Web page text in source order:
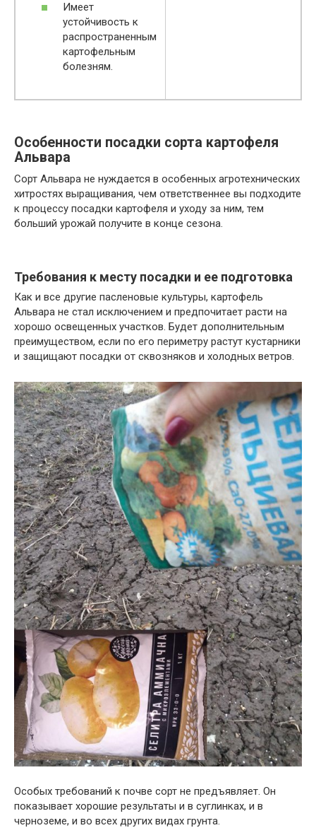
Имеет
устойчивость к
распространенным
картофельным
болезням.
Особенности посадки сорта картофеля
Альвара
Сорт Альвара не нуждается в особенных агротехнических
хитростях выращивания, чем ответственнее вы подходите
к процессу посадки картофеля и уходу за ним, тем
больший урожай получите в конце сезона.
Требования к месту посадки и ее подготовка
Как и все другие пасленовые культуры, картофель
Альвара не стал исключением и предпочитает расти на
хорошо освещенных участков. Будет дополнительным
преимуществом, если по его периметру растут кустарники
и защищают посадки от сквозняков и холодных ветров.
Особых требований к почве сорт не предъявляет. Он
показывает хорошие результаты и в суглинках, и в
черноземе, и во всех других видах грунта.